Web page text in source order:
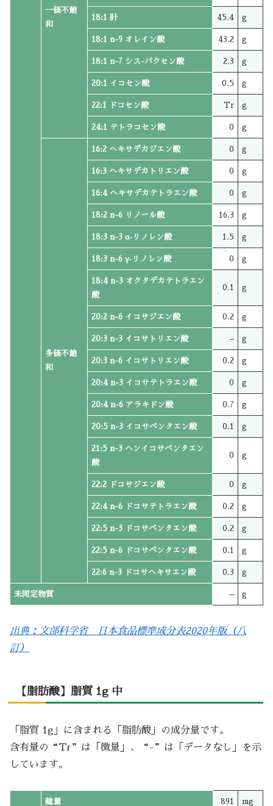
一価不飽
和
18:1 計 45.4 g
18:1 n-9 オレイン酸 43.2 g
18:1 n-7 シス-バクセン酸 2.3 g
20:1 イコセン酸 0.5 g
22:1 ドコセン酸 Tr g
24:1 テトラコセン酸 0 g
多価不飽
和
16:2 ヘキサデカジエン酸 0 g
16:3 ヘキサデカトリエン酸 0 g
16:4 ヘキサデカテトラエン酸 0 g
18:2 n-6 リノール酸 16.3 g
18:3 n-3 α‐リノレン酸 1.5 g
18:3 n-6 γ‐リノレン酸 0 g
18:4 n-3 オクタデカテトラエン
酸
0.1 g
20:2 n-6 イコサジエン酸 0.2 g
20:3 n-3 イコサトリエン酸 – g
20:3 n-6 イコサトリエン酸 0.2 g
20:4 n-3 イコサテトラエン酸 0 g
20:4 n-6 アラキドン酸 0.7 g
20:5 n-3 イコサペンタエン酸 0.1 g
21:5 n-3 ヘンイコサペンタエン
酸
0 g
22:2 ドコサジエン酸 0 g
22:4 n-6 ドコサテトラエン酸 0.2 g
22:5 n-3 ドコサペンタエン酸 0.2 g
22:5 n-6 ドコサペンタエン酸 0.1 g
22:6 n-3 ドコサヘキサエン酸 0.3 g
未同定物質 – g
出典：文部科学省 日本食品標準成分表2020年版（八
訂）
【脂肪酸】脂質 1g 中
「脂質 1g」に含まれる「脂肪酸」の成分量です。
含有量の“Tr”は「微量」、“-”は「データなし」を示
しています。
総量 891 mg